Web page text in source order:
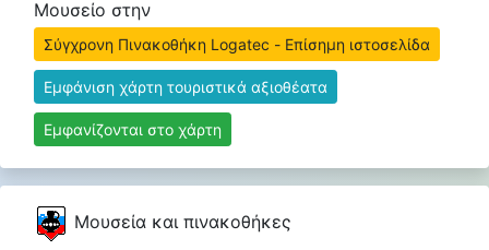
Μουσείο στην
Σύγχρονη Πινακοθήκη Logatec - Επίσημη ιστοσελίδα
Εμφάνιση χάρτη τουριστικά αξιοθέατα
Εμφανίζονται στο χάρτη
Μουσεία και πινακοθήκες